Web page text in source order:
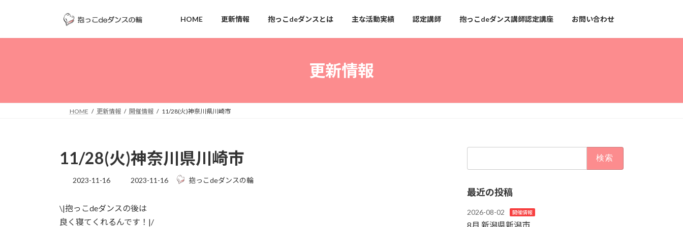
ッ
移
HOME 更新情報 抱っこdeダンスとは 主な活動実績 認定講師 抱っこdeダンス講師認定講座 お問い合わせ
更新情報
HOME 更新情報 開催情報 11/28(火)神奈川県川崎市
11/28(火)神奈川県川崎市
2023-11-16
最
新
日
2023-11-16 抱っこdeダンスの輪
\|抱っこdeダンスの後は
良く寝てくれるんです！|/
最近の投稿
2026-08-02 開催情報
8月 新潟県新潟市